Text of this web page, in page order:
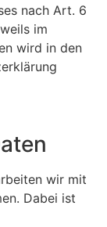
nach Art. 6
im
wird in den
wir mit
Dabei ist